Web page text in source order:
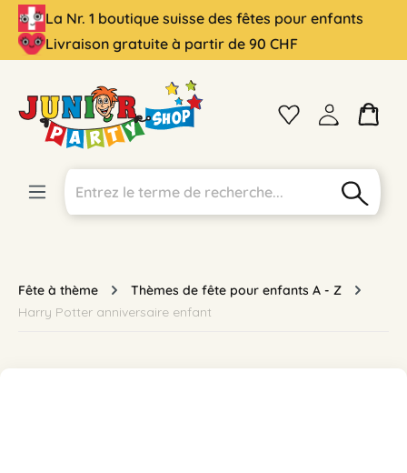
principal
La Nr. 1 boutique suisse des fêtes pour enfants
Livraison gratuite à partir de 90 CHF
Fête à thème
Thèmes de fête pour enfants A - Z
Harry Potter anniversaire enfant